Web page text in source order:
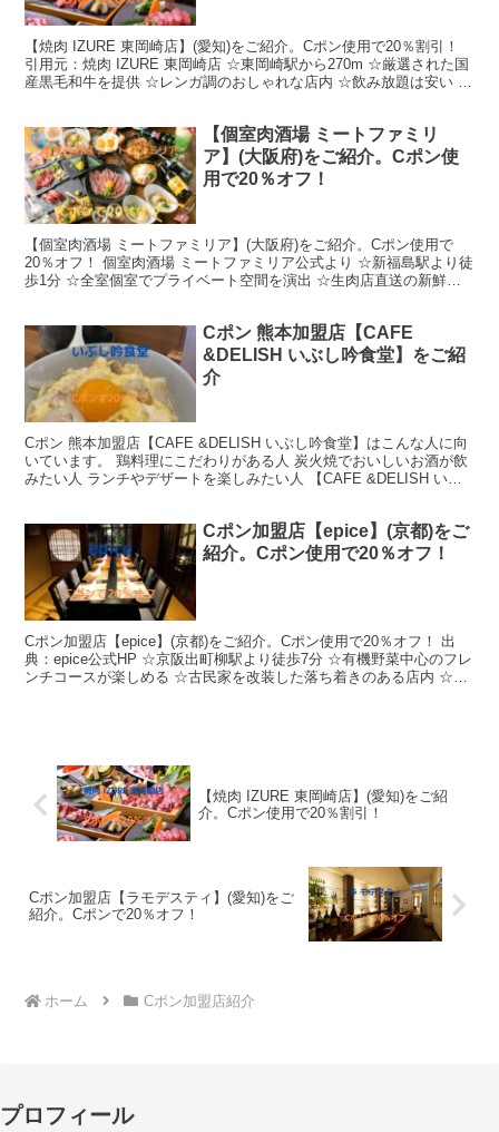
【焼肉 IZURE 東岡崎店】(愛知)をご紹介。Cポン使用で20％割引！
引用元：焼肉 IZURE 東岡崎店 ☆東岡崎駅から270m ☆厳選された国
産黒毛和牛を提供 ☆レンガ調のおしゃれな店内 ☆飲み放題は安い ☆
【個室肉酒場 ミートファミリ
ア】(大阪府)をご紹介。Cポン使
用で20％オフ！
【個室肉酒場 ミートファミリア】(大阪府)をご紹介。Cポン使用で
20％オフ！ 個室肉酒場 ミートファミリア公式より ☆新福島駅より徒
歩1分 ☆全室個室でプライベート空間を演出 ☆生肉店直送の新鮮な
Cポン 熊本加盟店【CAFE
&DELISH いぶし吟食堂】をご紹
介
Cポン 熊本加盟店【CAFE &DELISH いぶし吟食堂】はこんな人に向
いています。 鶏料理にこだわりがある人 炭火焼でおいしいお酒が飲
みたい人 ランチやデザートを楽しみたい人 【CAFE &DELISH いぶ
Cポン加盟店【epice】(京都)をご
紹介。Cポン使用で20％オフ！
Cポン加盟店【epice】(京都)をご紹介。Cポン使用で20％オフ！ 出
典：epice公式HP ☆京阪出町柳駅より徒歩7分 ☆有機野菜中心のフレ
ンチコースが楽しめる ☆古民家を改装した落ち着きのある店内 ☆ソ
【焼肉 IZURE 東岡崎店】(愛知)をご紹
介。Cポン使用で20％割引！
Cポン加盟店【ラモデスティ】(愛知)をご
紹介。Cポンで20％オフ！
ホーム Cポン加盟店紹介
プロフィール